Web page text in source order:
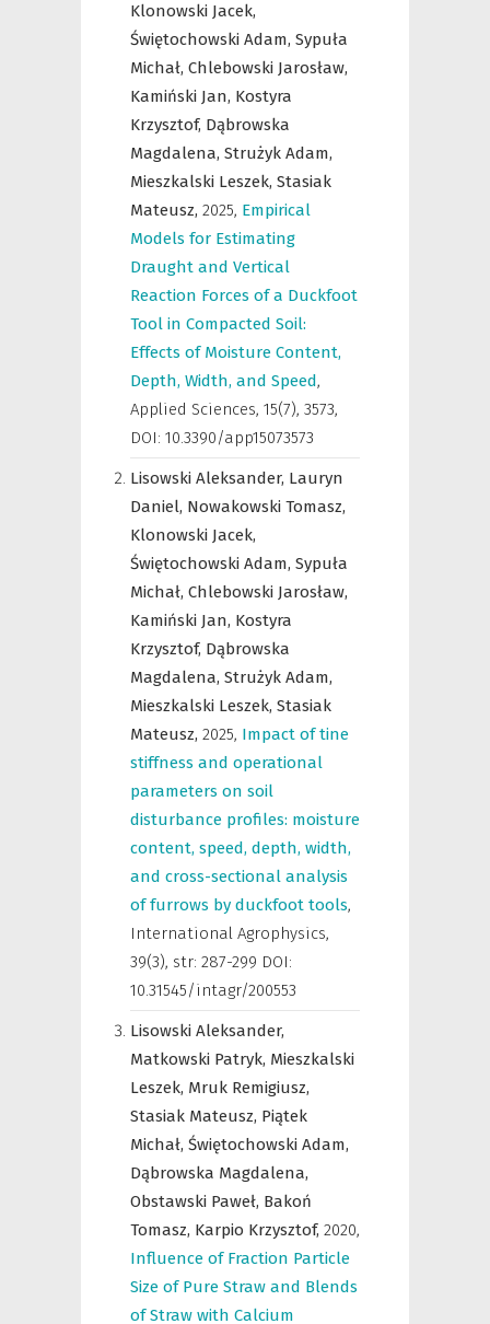
Klonowski Jacek,
Świętochowski Adam, Sypuła
Michał, Chlebowski Jarosław,
Kamiński Jan, Kostyra
Krzysztof, Dąbrowska
Magdalena, Strużyk Adam,
Mieszkalski Leszek, Stasiak
Mateusz, 2025, Empirical
Models for Estimating
Draught and Vertical
Reaction Forces of a Duckfoot
Tool in Compacted Soil:
Effects of Moisture Content,
Depth, Width, and Speed,
Applied Sciences, 15(7), 3573,
DOI: 10.3390/app15073573
Lisowski Aleksander, Lauryn
Daniel, Nowakowski Tomasz,
Klonowski Jacek,
Świętochowski Adam, Sypuła
Michał, Chlebowski Jarosław,
Kamiński Jan, Kostyra
Krzysztof, Dąbrowska
Magdalena, Strużyk Adam,
Mieszkalski Leszek, Stasiak
Mateusz, 2025, Impact of tine
stiffness and operational
parameters on soil
disturbance profiles: moisture
content, speed, depth, width,
and cross-sectional analysis
of furrows by duckfoot tools,
International Agrophysics,
39(3), str: 287-299 DOI:
10.31545/intagr/200553
Lisowski Aleksander,
Matkowski Patryk, Mieszkalski
Leszek, Mruk Remigiusz,
Stasiak Mateusz, Piątek
Michał, Świętochowski Adam,
Dąbrowska Magdalena,
Obstawski Paweł, Bakoń
Tomasz, Karpio Krzysztof, 2020,
Influence of Fraction Particle
Size of Pure Straw and Blends
of Straw with Calcium